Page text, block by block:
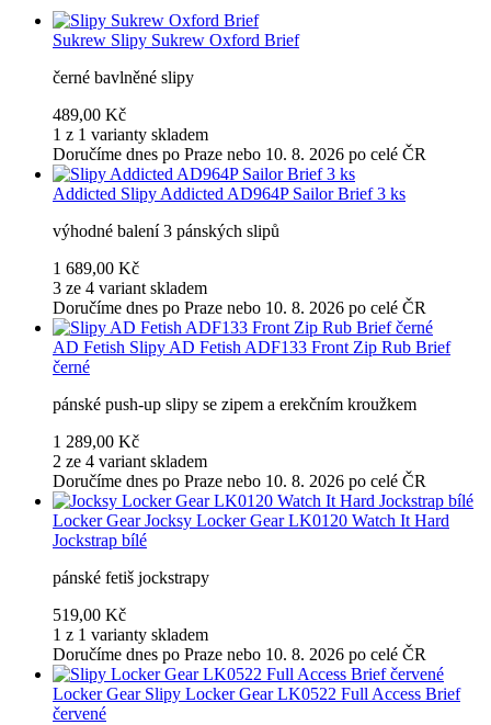
Sukrew Slipy Sukrew Oxford Brief
černé bavlněné slipy
489,00 Kč
1 z 1 varianty skladem
Doručíme dnes po Praze nebo 10. 8. 2026 po celé ČR
Addicted Slipy Addicted AD964P Sailor Brief 3 ks
výhodné balení 3 pánských slipů
1 689,00 Kč
3 ze 4 variant skladem
Doručíme dnes po Praze nebo 10. 8. 2026 po celé ČR
AD Fetish Slipy AD Fetish ADF133 Front Zip Rub Brief
černé
pánské push-up slipy se zipem a erekčním kroužkem
1 289,00 Kč
2 ze 4 variant skladem
Doručíme dnes po Praze nebo 10. 8. 2026 po celé ČR
Locker Gear Jocksy Locker Gear LK0120 Watch It Hard
Jockstrap bílé
pánské fetiš jockstrapy
519,00 Kč
1 z 1 varianty skladem
Doručíme dnes po Praze nebo 10. 8. 2026 po celé ČR
Locker Gear Slipy Locker Gear LK0522 Full Access Brief
červené